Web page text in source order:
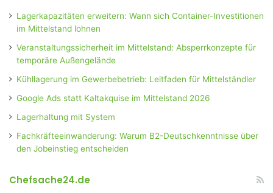
Lagerkapazitäten erweitern: Wann sich Container-Investitionen
im Mittelstand lohnen
Veranstaltungssicherheit im Mittelstand: Absperrkonzepte für
temporäre Außengelände
Kühllagerung im Gewerbebetrieb: Leitfaden für Mittelständler
Google Ads statt Kaltakquise im Mittelstand 2026
Lagerhaltung mit System
Fachkräfteeinwanderung: Warum B2-Deutschkenntnisse über
den Jobeinstieg entscheiden
Chefsache24.de